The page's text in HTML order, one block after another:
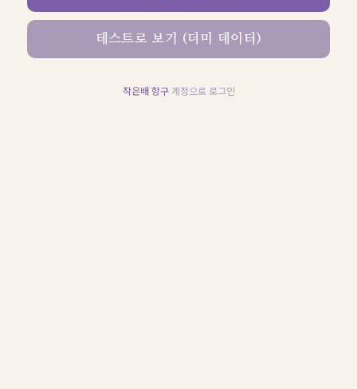
테스트로 보기 (더미 데이터)
작은배 항구계정으로 로그인